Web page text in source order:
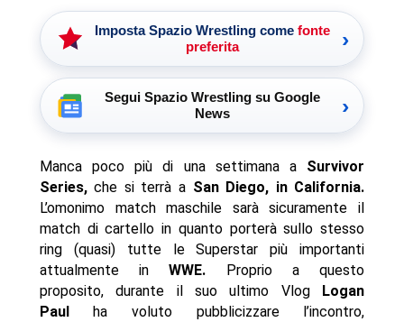
Imposta Spazio Wrestling come fonte
preferita
›
Segui Spazio Wrestling su Google
News
›
Manca poco più di una settimana aSurvivor
Series,che si terrà a San Diego, in California.
L’omonimo match maschile sarà sicuramente il
match di cartello in quanto porterà sullo stesso
ring (quasi) tutte le Superstar più importanti
attualmente in WWE. Proprio a questo
proposito, durante il suo ultimo Vlog
Logan
Paul
ha voluto pubblicizzare l’incontro,